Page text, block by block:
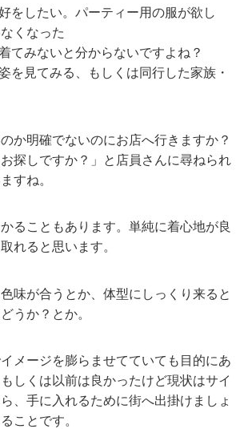
をしたい。パーティー用の服が欲し
くなった
てみないと分からないですよね？
を見てみる、もしくは同行した家族・
か明確でないのにお店へ行きますか？
お探しですか？」と店員さんに尋ねられ
すね。
ることもあります。単純に着心地が良
れると思います。
味が合うとか、体型にしっくり来ると
うか？とか。
メージを膨らませてていても目的にあ
しくは以前は良かったけど現状はサイ
、手に入れるために街へ出掛けましょ
ことです。